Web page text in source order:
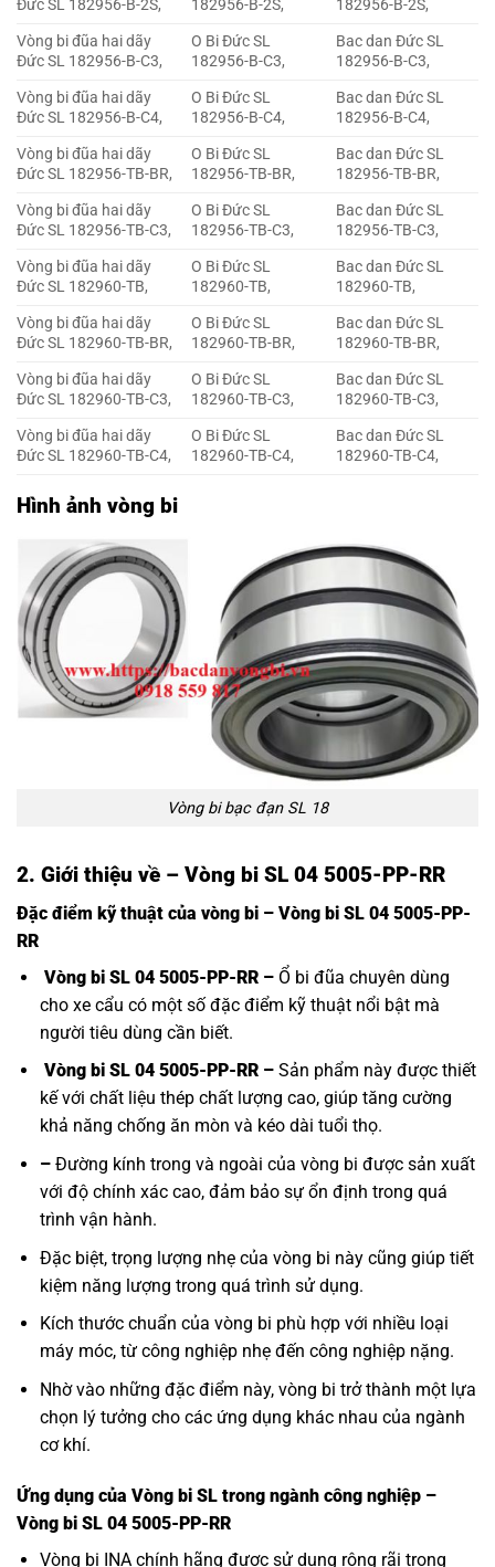
Đức SL 182956-B-2S,
182956-B-2S,
182956-B-2S,
Vòng bi đũa hai dãy
Đức SL 182956-B-C3,
O Bi Đức SL
182956-B-C3,
Bac dan Đức SL
182956-B-C3,
Vòng bi đũa hai dãy
Đức SL 182956-B-C4,
O Bi Đức SL
182956-B-C4,
Bac dan Đức SL
182956-B-C4,
Vòng bi đũa hai dãy
Đức SL 182956-TB-BR,
O Bi Đức SL
182956-TB-BR,
Bac dan Đức SL
182956-TB-BR,
Vòng bi đũa hai dãy
Đức SL 182956-TB-C3,
O Bi Đức SL
182956-TB-C3,
Bac dan Đức SL
182956-TB-C3,
Vòng bi đũa hai dãy
Đức SL 182960-TB,
O Bi Đức SL
182960-TB,
Bac dan Đức SL
182960-TB,
Vòng bi đũa hai dãy
Đức SL 182960-TB-BR,
O Bi Đức SL
182960-TB-BR,
Bac dan Đức SL
182960-TB-BR,
Vòng bi đũa hai dãy
Đức SL 182960-TB-C3,
O Bi Đức SL
182960-TB-C3,
Bac dan Đức SL
182960-TB-C3,
Vòng bi đũa hai dãy
Đức SL 182960-TB-C4,
O Bi Đức SL
182960-TB-C4,
Bac dan Đức SL
182960-TB-C4,
Hình ảnh vòng bi
Vòng bi bạc đạn SL 18
2. Giới thiệu về – Vòng bi SL 04 5005-PP-RR
Đặc điểm kỹ thuật của vòng bi – Vòng bi SL 04 5005-PP-
RR
Vòng bi SL 04 5005-PP-RR –Ổ bi đũa chuyên dùng
cho xe cẩu có một số đặc điểm kỹ thuật nổi bật mà
người tiêu dùng cần biết.
Vòng bi SL 04 5005-PP-RR –Sản phẩm này được thiết
kế với chất liệu thép chất lượng cao, giúp tăng cường
khả năng chống ăn mòn và kéo dài tuổi thọ.
–Đường kính trong và ngoài của vòng bi được sản xuất
với độ chính xác cao, đảm bảo sự ổn định trong quá
trình vận hành.
Đặc biệt, trọng lượng nhẹ của vòng bi này cũng giúp tiết
kiệm năng lượng trong quá trình sử dụng.
Kích thước chuẩn của vòng bi phù hợp với nhiều loại
máy móc, từ công nghiệp nhẹ đến công nghiệp nặng.
Nhờ vào những đặc điểm này, vòng bi trở thành một lựa
chọn lý tưởng cho các ứng dụng khác nhau của ngành
cơ khí.
Ứng dụng của Vòng bi SL trong ngành công nghiệp –
Vòng bi SL 04 5005-PP-RR
Vòng bi INAchính hãng được sử dụng rộng rãi trong